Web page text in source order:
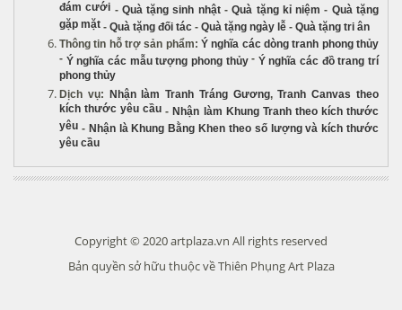
đám cưới - Quà tặng sinh nhật-Quà tặng kỉ niệm - Quà tặng
gặp mặt - Quà tặng đối tác - Quà tặng ngày lễ - Quà tặng tri ân
Thông tin hỗ trợ sản phẩm:Ý nghĩa các dòng tranh phong thủy
- Ý nghĩa các mẫu tượng phong thủy- Ý nghĩa các đồ trang trí
phong thủy
Dịch vụ: Nhận làm Tranh Tráng Gương,Tranh Canvas theo
kích thước yêu cầu - Nhận làm Khung Tranh theo kích thước
yêu - Nhận là Khung Bằng Khen theo số lượng và kích thước
yêu cầu
Copyright © 2020 artplaza.vn All rights reserved
Bản quyền sở hữu thuộc về Thiên Phụng Art Plaza